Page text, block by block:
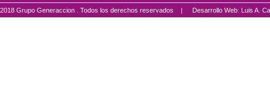
2018 Grupo Generaccion . Todos los derechos reservados | Desarrollo Web: Luis